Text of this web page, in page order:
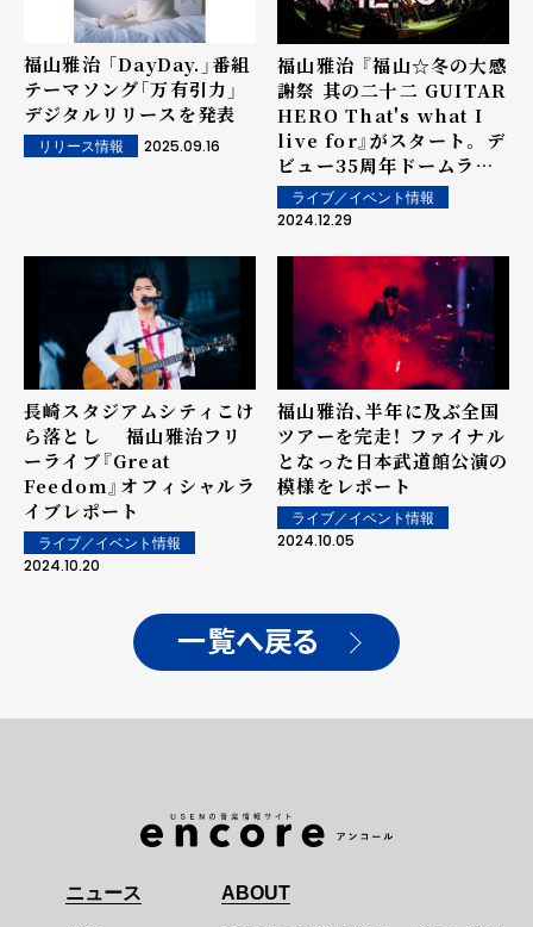
福山雅治 「DayDay.」番組
テーマソング「万有引力」
デジタルリリースを発表
リリース情報 2025.09.16
福山雅治 『福山☆冬の大感
謝祭 其の二十二 GUITAR
HERO That's what I
live for』がスタート。 デ
ビュー35周年ドームライ
ブ開催を発表！
ライブ／イベント情報
2024.12.29
長崎スタジアムシティこけ
ら落とし 福山雅治フリ
ーライブ『Great
Feedom』オフィシャルラ
イブレポート
ライブ／イベント情報
2024.10.20
福山雅治、半年に及ぶ全国
ツアーを完走！ ファイナル
となった日本武道館公演の
模様をレポート
ライブ／イベント情報
2024.10.05
一覧へ戻る
ニュース ABOUT